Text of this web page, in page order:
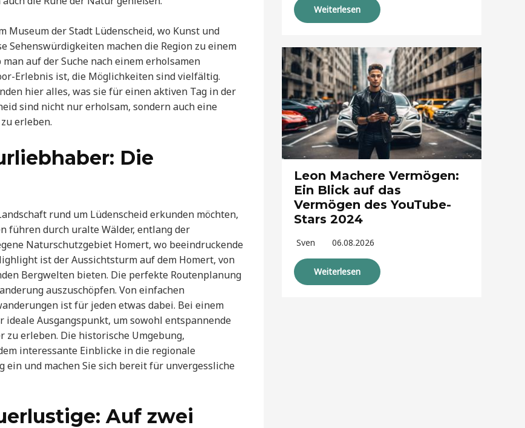
der Stadt Lüdenscheid, wo Kunst und
Sehenswürdigkeiten machen die Region zu einem
auf der Suche nach einem erholsamen
Erlebnis ist, die Möglichkeiten sind vielfältig.
hier alles, was sie für einen aktiven Tag in der
sind nicht nur erholsam, sondern auch eine
erleben.
Die
rund um Lüdenscheid erkunden möchten,
führen durch uralte Wälder, entlang der
Naturschutzgebiet Homert, wo beeindruckende
ist der Aussichtsturm auf dem Homert, von
Bergwelten bieten. Die perfekte Routenplanung
auszuschöpfen. Von einfachen
ist für jeden etwas dabei. Bei einem
Ausgangspunkt, um sowohl entspannende
erleben. Die historische Umgebung,
interessante Einblicke in die regionale
ein und machen Sie sich bereit für unvergessliche
Auf zwei
Weiterlesen
Leon Machere Vermögen:
Ein Blick auf das
Vermögen des YouTube-
Stars 2024
Sven 06.08.2026
Weiterlesen